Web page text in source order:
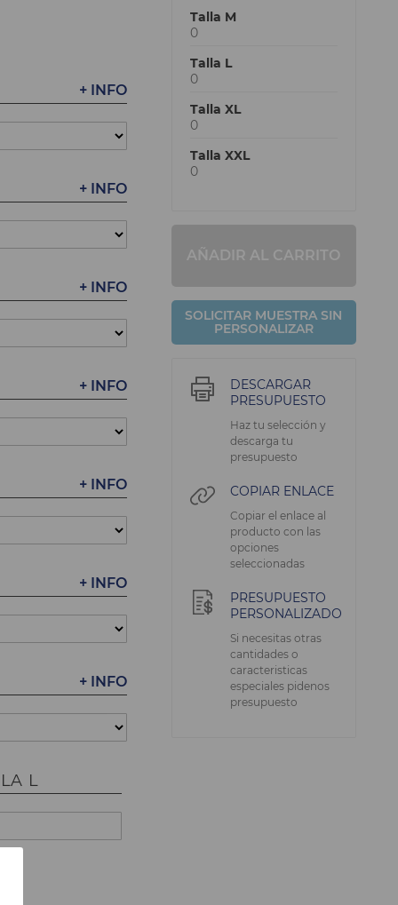
+ INFO
+ INFO
+ INFO
+ INFO
+ INFO
+ INFO
+ INFO
L
Talla M
0
Talla L
0
Talla XL
0
Talla XXL
0
AÑADIR AL CARRITO
SOLICITAR MUESTRA SIN
PERSONALIZAR
DESCARGAR
PRESUPUESTO
Haz tu selección y
descarga tu
presupuesto
COPIAR ENLACE
Copiar el enlace al
producto con las
opciones
seleccionadas
PRESUPUESTO
PERSONALIZADO
Si necesitas otras
cantidades o
caracteristicas
especiales pidenos
presupuesto